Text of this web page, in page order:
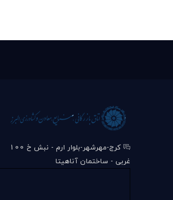
کرج-مهرشهر-بلوار ارم - نبش خ 100
غربی - ساختمان آناهیتا